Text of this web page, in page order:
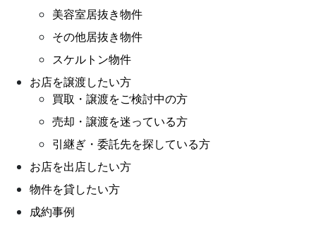
美容室居抜き物件
その他居抜き物件
スケルトン物件
お店を譲渡したい方
買取・譲渡をご検討中の方
売却・譲渡を迷っている方
引継ぎ・委託先を探している方
お店を出店したい方
物件を貸したい方
成約事例